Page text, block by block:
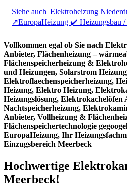
Siehe auch Elektroheizung
↗️EuropaHeizung ✔️ Heizungsbau
Vollkommen egal ob Sie nach
Anbieter, Flächenheizung –
Flächenspeicherheizung &
und Heizungen, Solarstrom
Elektroflaechenspeicherheizung,
Heizung, Elektro Heizung,
Heizungslösung, Elektrokachelöfen
Nachtspeicherheizung,
Anbieter, Vollheizung &
Flächenspeichertechnologie
EuropaHeizung, Ihr
Einzugsbereich Meerbeck
Hochwertige
Meerbeck!